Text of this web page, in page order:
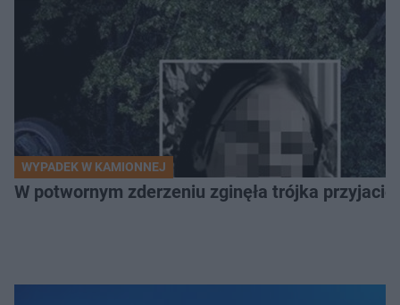
WYPADEK W KAMIONNEJ
W potwornym zderzeniu zginęła trójka